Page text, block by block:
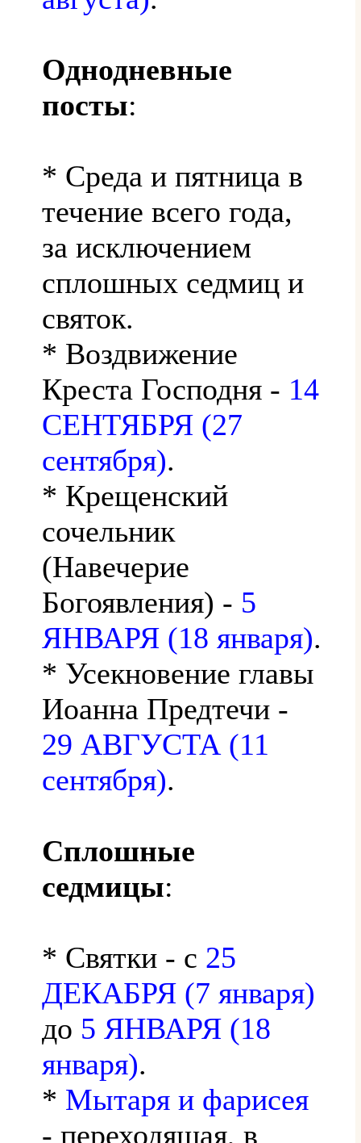
Однодневные
посты:
* Среда и пятница в
течение всего года,
за исключением
сплошных седмиц и
святок.
* Воздвижение
Креста Господня - 14
СЕНТЯБРЯ (27
сентября).
* Крещенский
сочельник
(Навечерие
Богоявления) - 5
ЯНВАРЯ (18 января).
* Усекновение главы
Иоанна Предтечи -
29 АВГУСТА (11
сентября).
Сплошные
седмицы:
* Святки - с 25
ДЕКАБРЯ (7 января)
до 5 ЯНВАРЯ (18
января).
* Мытаря и фарисея
- переходящая, в